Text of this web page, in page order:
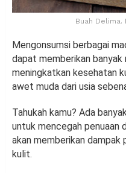
Buah
Mengonsumsi berbagai
dapat memberikan
meningkatkan kesehatan
awet muda dari usia
Tahukah kamu? Ada
untuk mencegah penuaan
akan memberikan
kulit.